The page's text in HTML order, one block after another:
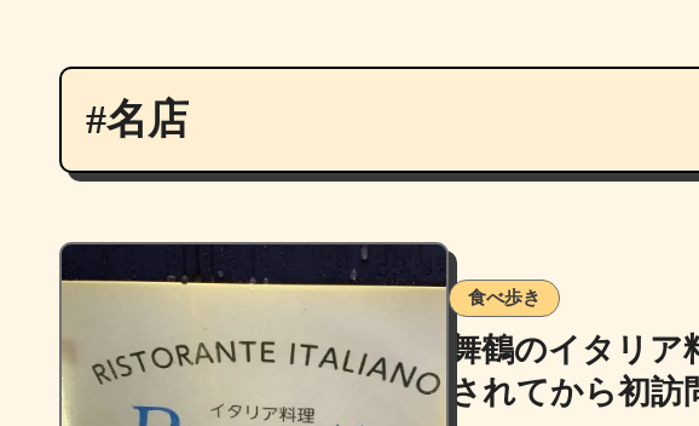
#名店
食べ歩き
舞鶴のイタリ
されてから初訪